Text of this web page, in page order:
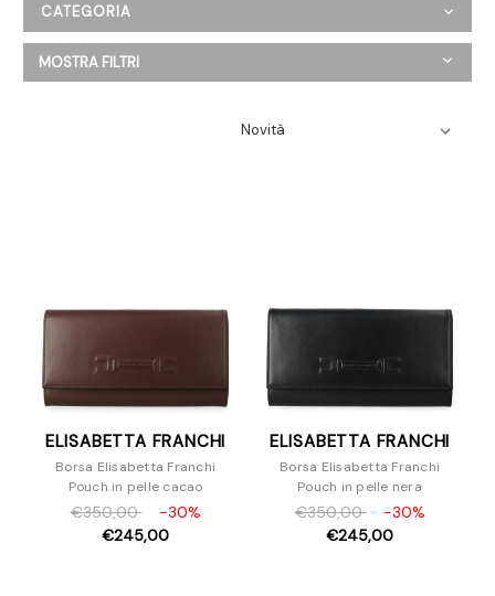
CATEGORIA
SALDI
MOSTRA FILTRI
ELISABETTA FRANCHI
Borsa Elisabetta Franchi
Pouch in pelle cacao
€350,00
-30%
€245,00
ELISABETTA FRANCHI
Borsa Elisabetta Franchi
Pouch in pelle nera
€350,00
-30%
€245,00